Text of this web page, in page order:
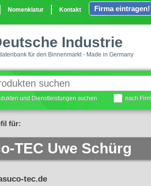
Nomenklatur Kontakt Firma eintragen!
Industrie
für den Binnenmarkt - Made in Germany
und Dienstleistungen suchen nach
für:
TEC Uwe Schürg
tec.de